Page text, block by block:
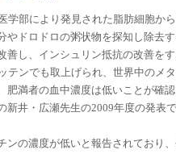
学部により発見された脂肪細胞か
やドロドロの粥状物を探知し除去
善し、インシュリン抵抗の改善をす
テンでも取上げられ、世界中のメ
肥満者の血中濃度は低いことが確認
新井・広瀬先生の2009年度の発表
ンの濃度が低いと報告されており